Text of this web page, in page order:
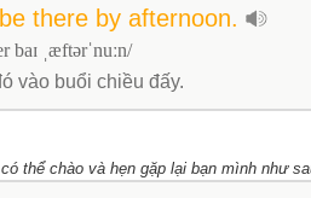
be there by afternoon.
baɪ ˌæftərˈnuːn/
vào buổi chiều đấy.
thể chào và hẹn gặp lại bạn mình như